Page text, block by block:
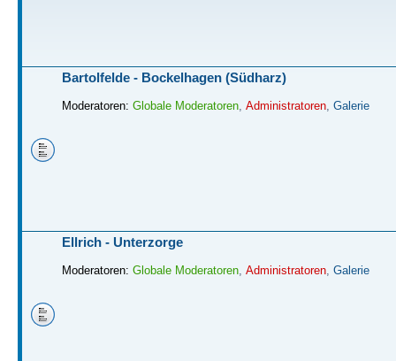
Bartolfelde - Bockelhagen (Südharz)
Moderatoren: Globale Moderatoren, Administratoren, Galerie
Ellrich - Unterzorge
Moderatoren: Globale Moderatoren, Administratoren, Galerie